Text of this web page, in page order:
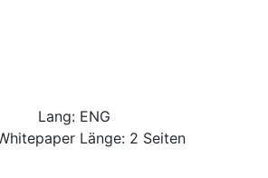
Lang: ENG
Länge: 2 Seiten